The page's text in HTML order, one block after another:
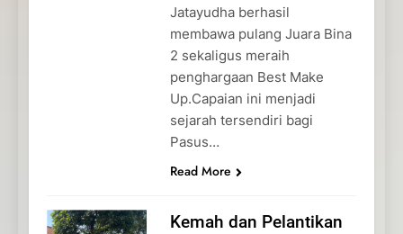
Jatayudha berhasil
membawa pulang Juara Bina
2 sekaligus meraih
penghargaan Best Make
Up.Capaian ini menjadi
sejarah tersendiri bagi
Pasus…
Read More
Kemah dan Pelantikan